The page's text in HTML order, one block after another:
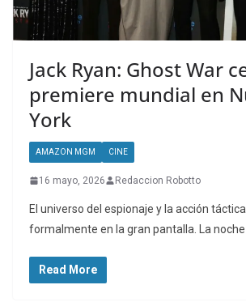
Jack Ryan: Ghost War
premiere mundial en
York
AMAZON MGM CINE
16 mayo, 2026 Redaccion Robotto
El universo del espionaje y la acción
formalmente en la gran pantalla. La noche
Read More